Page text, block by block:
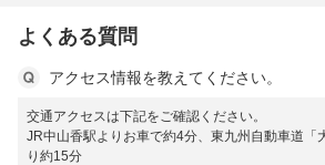
よくある質問
アクセス情報を教えてください。
交通アクセスは下記をご確認ください。
JR中山香駅よりお車で約4分、東九州自動車道「
り約15分